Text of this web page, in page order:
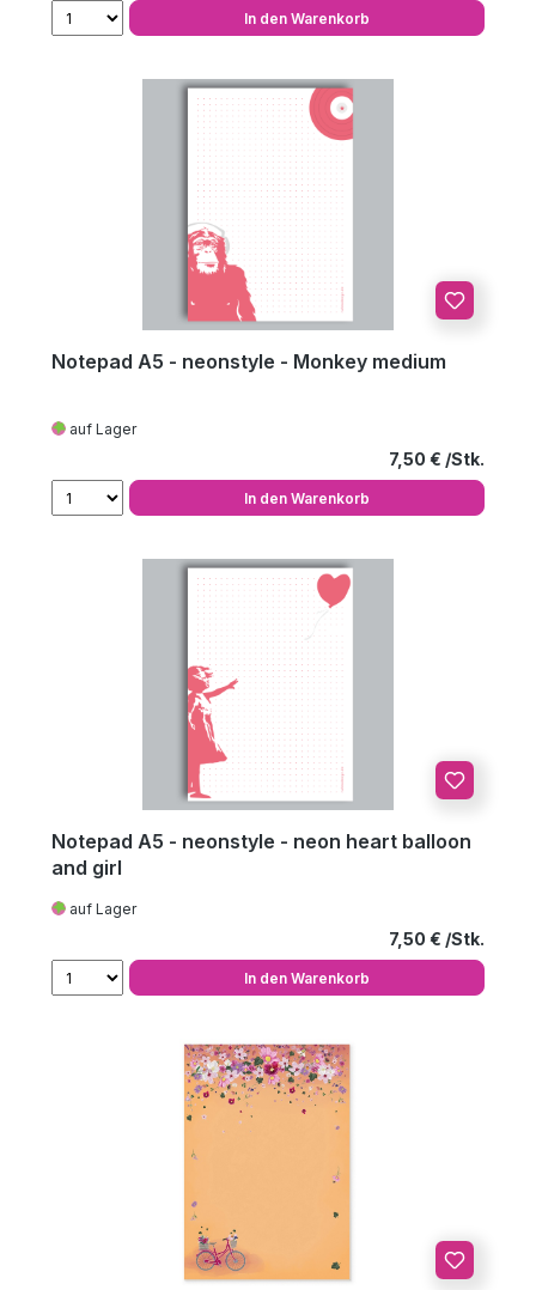
In den Warenkorb
Notepad A5 - neonstyle - Monkey medium
auf Lager
Regulärer
7,50 €
In den Warenkorb
Notepad A5 - neonstyle - neon heart balloon
and girl
auf Lager
Regulärer
7,50 €
In den Warenkorb